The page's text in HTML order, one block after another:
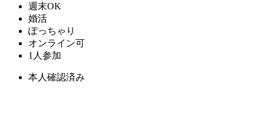
週末OK
婚活
ぽっちゃり
オンライン可
1人参加
本人確認済み